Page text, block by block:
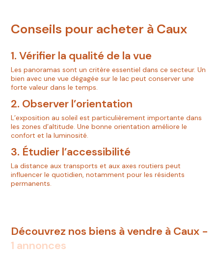
Conseils pour acheter à Caux
1. Vérifier la qualité de la vue
Les panoramas sont un critère essentiel dans ce secteur. Un
bien avec une vue dégagée sur le lac peut conserver une
forte valeur dans le temps.
2. Observer l’orientation
L’exposition au soleil est particulièrement importante dans
les zones d’altitude. Une bonne orientation améliore le
confort et la luminosité.
3. Étudier l’accessibilité
La distance aux transports et aux axes routiers peut
influencer le quotidien, notamment pour les résidents
permanents.
Découvrez nos biens à vendre à Caux -
1 annonces